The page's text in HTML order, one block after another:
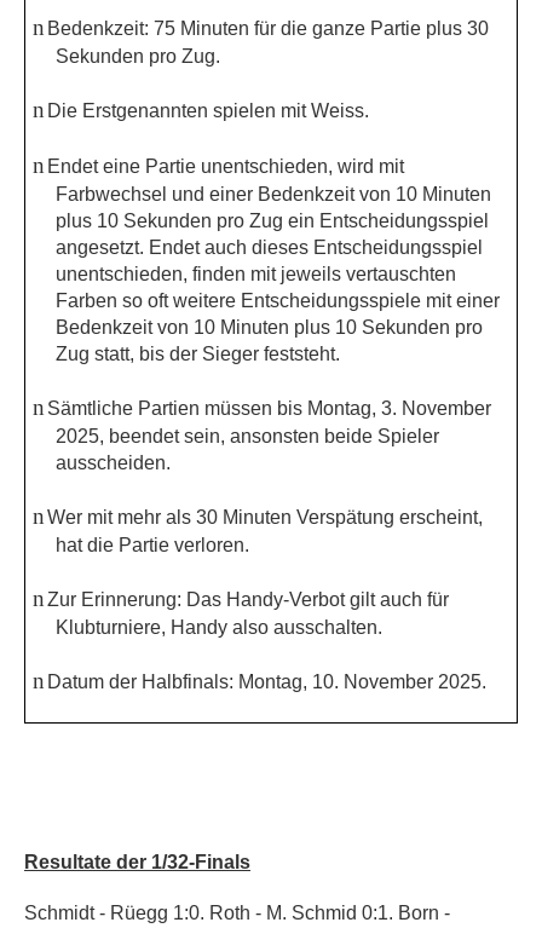
n Bedenkzeit: 75 Minuten für die ganze Partie plus 30
Sekunden pro Zug.
n Die Erstgenannten spielen mit Weiss.
n Endet eine Partie unentschieden, wird mit
Farbwechsel und einer Bedenkzeit von 10 Minuten
plus 10 Sekunden pro Zug ein Entscheidungsspiel
angesetzt. Endet auch dieses Entscheidungsspiel
unentschieden, finden mit jeweils vertauschten
Farben so oft weitere Entscheidungsspiele mit einer
Bedenkzeit von 10 Minuten plus 10 Sekunden pro
Zug statt, bis der Sieger feststeht.
n Sämtliche Partien müssen bis Montag, 3. November
2025, beendet sein, ansonsten beide Spieler
ausscheiden.
nWer mit mehr als 30 Minuten Verspätung erscheint,
hat die Partie verloren.
nZur Erinnerung: DasHandy-Verbotgilt auch für
Klubturniere, Handy also ausschalten.
n Datum der Halbfinals: Montag, 10. November 2025.
Resultate der 1/32-Finals
Schmidt - Rüegg 1:0. Roth - M. Schmid 0:1. Born -